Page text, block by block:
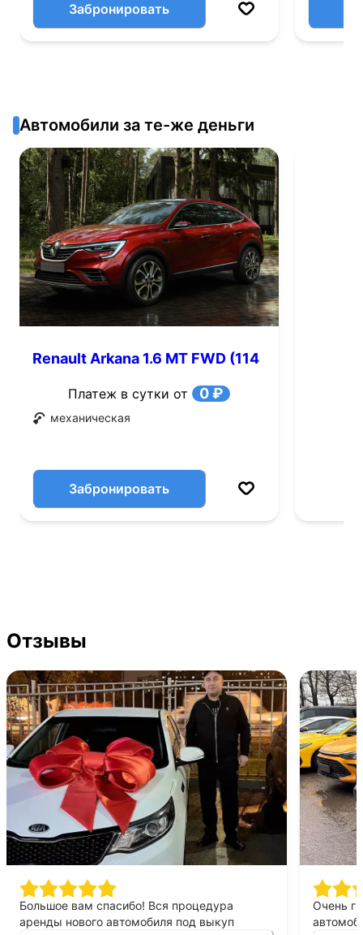
Забронировать
Автомобили за те-же деньги
Renault Arkana 1.6 MT FWD (114
Платеж в сутки от 0 ₽
механическая
Забронировать
Отзывы
Большое вам спасибо! Вся процедура
аренды нового автомобиля под выкуп
Очень